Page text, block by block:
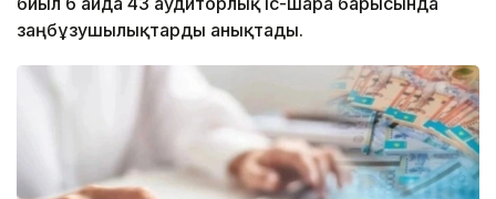
заңбұзушылықтарды анықтады.